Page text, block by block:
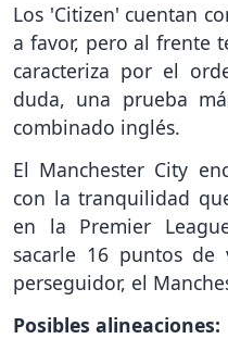
Los 'Citizen' cuentan
a favor, pero al frente
caracteriza por el
duda, una prueba
combinado inglés.
El Manchester City
con la tranquilidad
en la Premier
sacarle 16 puntos de
perseguidor, el
Posibles alineaciones: